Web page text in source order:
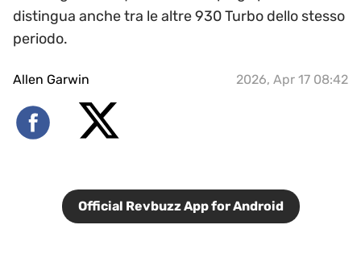
distingua anche tra le altre 930 Turbo dello stesso
periodo.
Allen Garwin 2026, Apr 17 08:42
Official Revbuzz App for Android